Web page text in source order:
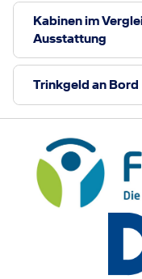
Kabinen im
Ausstattung
Trinkgeld an Bord